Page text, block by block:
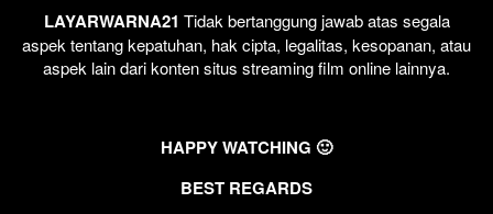
LAYARWARNA21 Tidak bertanggung jawab atas segala
aspek tentang kepatuhan, hak cipta, legalitas, kesopanan, atau
aspek lain dari konten situs streaming film online lainnya.
HAPPY WATCHING 🙂
BEST REGARDS